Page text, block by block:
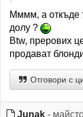
Мммм, а откъде
долу ?
Btw, прерових
продават
Отговори с
Junak -